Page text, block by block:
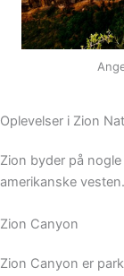
Oplevelser i Zion
Zion byder på
amerikanske vesten.
Zion Canyon
Zion Canyon er